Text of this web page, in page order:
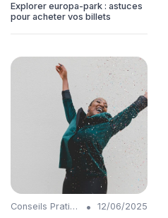
Explorer europa-park : astuces
pour acheter vos billets
Conseils Pratiques •
12/06/2025